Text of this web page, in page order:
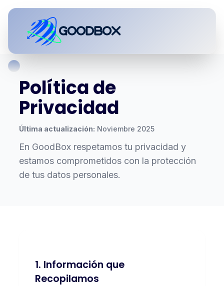
Política de
Privacidad
Última actualización: Noviembre 2025
En GoodBox respetamos tu privacidad y
estamos comprometidos con la protección
de tus datos personales.
1. Información que
Recopilamos